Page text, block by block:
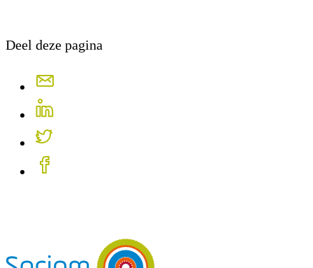
Deel deze pagina